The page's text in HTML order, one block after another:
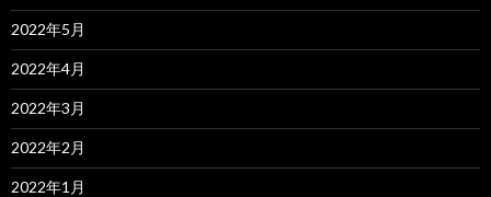
2022年5月
2022年4月
2022年3月
2022年2月
2022年1月